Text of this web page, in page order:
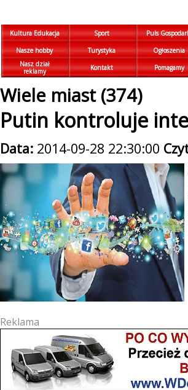
Kultura Edukacja Sport Puls
Nasze hobby
Turystyka Ogłoszenia
Nasz dział
reklamy
Kontakt Pomagamy
Wiele miast (374)
Putin kontroluje
Data: 2014-09-28 22:30:00
Reklama